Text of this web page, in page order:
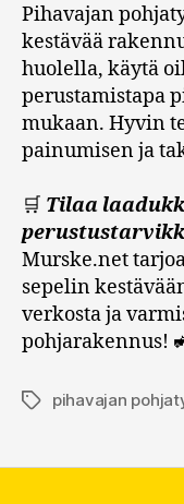
Pihavajan
kestävää
huolella, käytä
perustamistapa
mukaan. Hyvin
painumisen ja
🛒 Tilaa
Murske.net
sepelin
verkosta ja
pohjarakennus!
Avainsanat
pihavajan